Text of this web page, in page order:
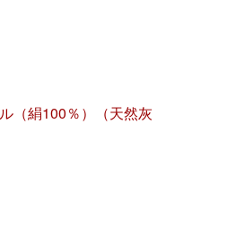
（絹100％）（天然灰